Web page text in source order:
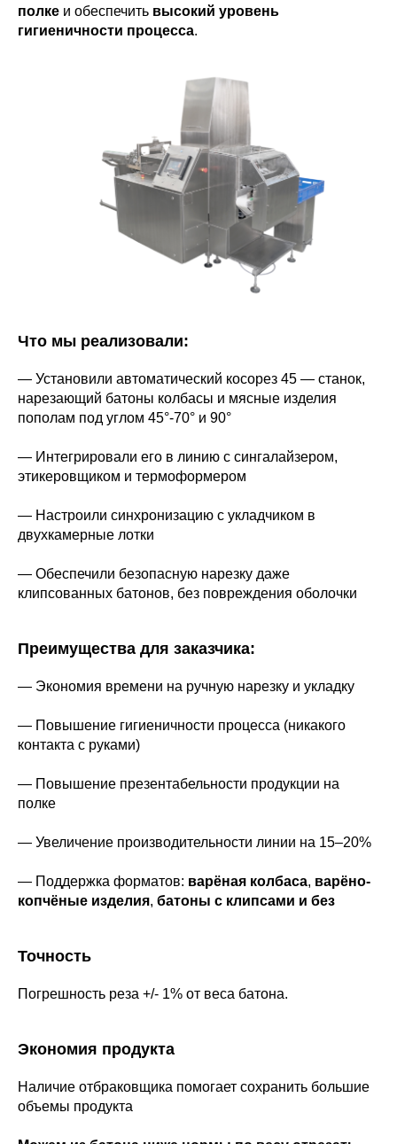
полке и обеспечить высокий уровень
гигиеничности процесса.
Что мы реализовали:
— Установили автоматический косорез 45 — станок,
нарезающий батоны колбасы и мясные изделия
пополам под углом 45°-70° и 90°
— Интегрировали его в линию с сингалайзером,
этикеровщиком и термоформером
— Настроили синхронизацию с укладчиком в
двухкамерные лотки
— Обеспечили безопасную нарезку даже
клипсованных батонов, без повреждения оболочки
Преимущества для заказчика:
— Экономия времени на ручную нарезку и укладку
— Повышение гигиеничности процесса (никакого
контакта с руками)
— Повышение презентабельности продукции на
полке
— Увеличение производительности линии на 15–20%
— Поддержка форматов: варёная колбаса, варёно-
копчёные изделия, батоны с клипсами и без
Точность
Погрешность реза +/- 1% от веса батона.
Экономия продукта
Наличие отбраковщика помогает сохранить большие
объемы продукта